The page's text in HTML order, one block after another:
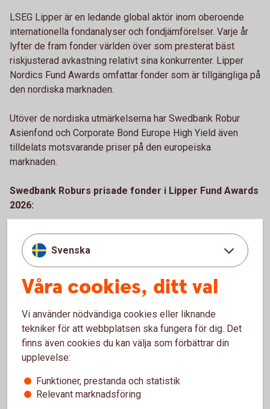
LSEG Lipper är en ledande global aktör inom oberoende
internationella fondanalyser och fondjämförelser. Varje år
lyfter de fram fonder världen över som presterat bäst
riskjusterad avkastning relativt sina konkurrenter. Lipper
Nordics Fund Awards omfattar fonder som är tillgängliga på
den nordiska marknaden.
Utöver de nordiska utmärkelserna har Swedbank Robur
Asienfond och Corporate Bond Europe High Yield även
tilldelats motsvarande priser på den europeiska
marknaden.
Swedbank Roburs prisade fonder i Lipper Fund Awards
2026:
kategorin Equity Asia Pacific ex Japan
Swedbank Robur Globalfond – bästa fond på 10 år i
kategorin Equity Global
Swedbank Robur Global High Dividend – bästa fond på
10 år i kategorin Equity Global Income
Swedbank Robur Corporate Bond Europe High Yield –
bästa fond på 3 år i kategorin Bond Europe High Yield
Kontakt:
Carina Sesser, press och informationschef Swedbank
Robur, +46 72 230 52 64
Riskinformation
Historisk avkastning garanterar inte avkastning i framtiden.
Svenska
Våra cookies, ditt val
Vi använder nödvändiga cookies eller liknande
tekniker för att webbplatsen ska fungera för dig. Det
finns även cookies du kan välja som förbättrar din
upplevelse:
Funktioner, prestanda och statistik
Relevant marknadsföring